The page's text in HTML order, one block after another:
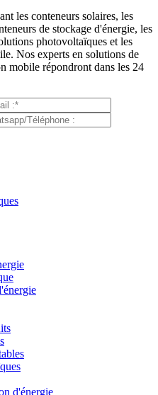
les conteneurs solaires, les
de stockage d'énergie, les
photovoltaïques et les
Nos experts en solutions de
mobile répondront dans les 24
d'énergie